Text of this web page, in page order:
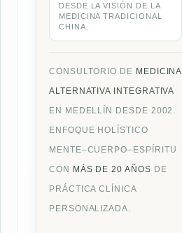
DESDE LA VISIÓN DE LA
MEDICINA TRADICIONAL
CHINA.
CONSULTORIO DE MEDICINA
ALTERNATIVA INTEGRATIVA
EN MEDELLÍN DESDE 2002.
ENFOQUE HOLÍSTICO
MENTE–CUERPO–ESPÍRITU
CON MÁS DE 20 AÑOS DE
PRÁCTICA CLÍNICA
PERSONALIZADA.